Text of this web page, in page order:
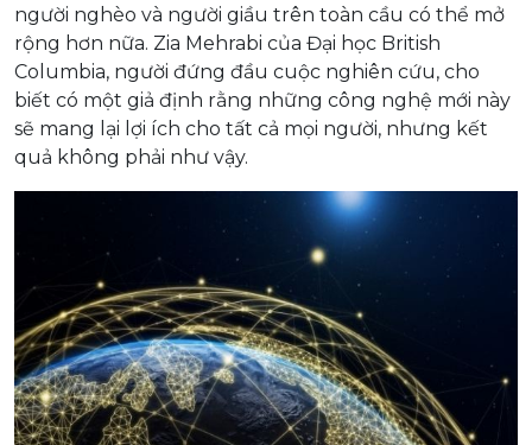
người nghèo và người giầu trên toàn cầu có thể mở
rộng hơn nữa. Zia Mehrabi của Đại học British
Columbia, người đứng đầu cuộc nghiên cứu, cho
biết có một giả định rằng những công nghệ mới này
sẽ mang lại lợi ích cho tất cả mọi người, nhưng kết
quả không phải như vậy.